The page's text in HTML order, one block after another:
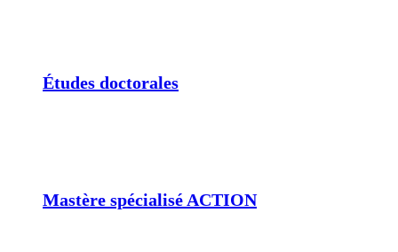
Études doctorales
Mastère spécialisé ACTION